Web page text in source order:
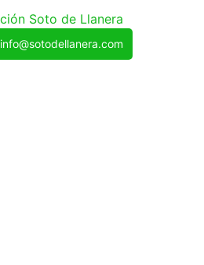
info@sotodellanera.com